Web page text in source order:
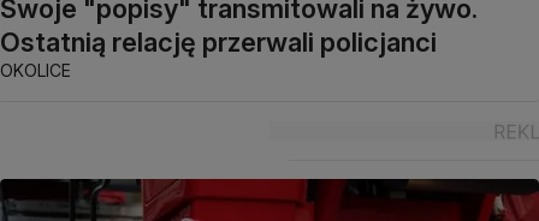
Swoje "popisy" transmitowali na żywo.
Ostatnią relację przerwali policjanci
OKOLICE